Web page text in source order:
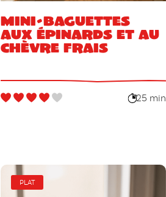
Mini-baguettes
aux épinards et au
chèvre frais
25 min
PLAT